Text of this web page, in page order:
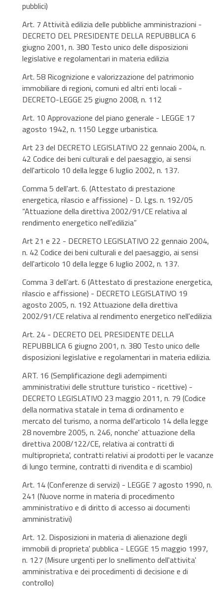
pubblici)
Art. 7 Attività edilizia delle pubbliche amministrazioni -
DECRETO DEL PRESIDENTE DELLA REPUBBLICA 6
giugno 2001, n. 380 Testo unico delle disposizioni
legislative e regolamentari in materia edilizia
Art. 58 Ricognizione e valorizzazione del patrimonio
immobiliare di regioni, comuni ed altri enti locali -
DECRETO-LEGGE 25 giugno 2008, n. 112
Art. 10 Approvazione del piano generale - LEGGE 17
agosto 1942, n. 1150 Legge urbanistica.
Art 23 del DECRETO LEGISLATIVO 22 gennaio 2004, n.
42 Codice dei beni culturali e del paesaggio, ai sensi
dell'articolo 10 della legge 6 luglio 2002, n. 137.
Comma 5 dell'art. 6. (Attestato di prestazione
energetica, rilascio e affissione) - D. Lgs. n. 192/05
“Attuazione della direttiva 2002/91/CE relativa al
rendimento energetico nell'edilizia”
Art 21 e 22 - DECRETO LEGISLATIVO 22 gennaio 2004,
n. 42 Codice dei beni culturali e del paesaggio, ai sensi
dell'articolo 10 della legge 6 luglio 2002, n. 137.
Comma 3 dell’art. 6 (Attestato di prestazione energetica,
rilascio e affissione) - DECRETO LEGISLATIVO 19
agosto 2005, n. 192 Attuazione della direttiva
2002/91/CE relativa al rendimento energetico nell'edilizia
Art. 24 - DECRETO DEL PRESIDENTE DELLA
REPUBBLICA 6 giugno 2001, n. 380 Testo unico delle
disposizioni legislative e regolamentari in materia edilizia.
ART. 16 (Semplificazione degli adempimenti
amministrativi delle strutture turistico - ricettive) -
DECRETO LEGISLATIVO 23 maggio 2011, n. 79 (Codice
della normativa statale in tema di ordinamento e
mercato del turismo, a norma dell'articolo 14 della legge
28 novembre 2005, n. 246, nonche' attuazione della
direttiva 2008/122/CE, relativa ai contratti di
multiproprieta', contratti relativi ai prodotti per le vacanze
di lungo termine, contratti di rivendita e di scambio)
Art. 14 (Conferenze di servizi) - LEGGE 7 agosto 1990, n.
241 (Nuove norme in materia di procedimento
amministrativo e di diritto di accesso ai documenti
amministrativi)
Art. 12. Disposizioni in materia di alienazione degli
immobili di proprieta' pubblica - LEGGE 15 maggio 1997,
n. 127 (Misure urgenti per lo snellimento dell'attivita'
amministrativa e dei procedimenti di decisione e di
controllo)